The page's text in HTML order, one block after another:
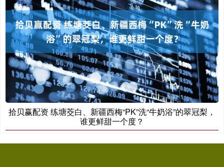
拾贝赢配资 练塘茭白、新疆西梅“PK”洗“牛奶浴”的翠冠梨，
谁更鲜甜一个度？